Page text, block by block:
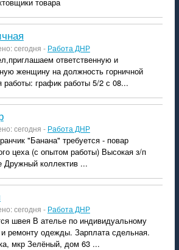
сегодня - Работа ДНР
ответственную и
женщину на должность горничной
работы: график работы 5/2 с 08...
сегодня - Работа ДНР
"Банана" требуется - повар
цеха (с опытом работы) Высокая з/п
Дружный коллектив ...
сегодня - Работа ДНР
швея В ателье по индивидуальному
ремонту одежды. Зарплата сдельная.
мкр Зелёный, дом 63 ...